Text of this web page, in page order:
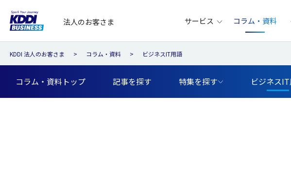
法人のお客さま サービス コラム・資料
KDDI 法人のお客さま コラム・資料 ビジネスIT用語
コラム・資料トップ 記事を探す 特集を探す ビジネス